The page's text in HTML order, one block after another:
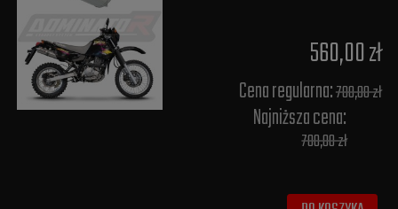
560,00 zł
Cena regularna:700,00 zł
Najniższa cena:
700,00 zł